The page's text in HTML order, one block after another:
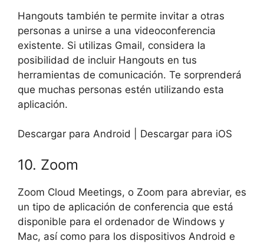
Hangouts también te permite invitar a otras
personas a unirse a una videoconferencia
existente. Si utilizas Gmail, considera la
posibilidad de incluir Hangouts en tus
herramientas de comunicación. Te sorprenderá
que muchas personas estén utilizando esta
aplicación.
Descargar para Android | Descargar para iOS
10. Zoom
Zoom Cloud Meetings, o Zoom para abreviar, es
un tipo de aplicación de conferencia que está
disponible para el ordenador de Windows y
Mac, así como para los dispositivos Android e